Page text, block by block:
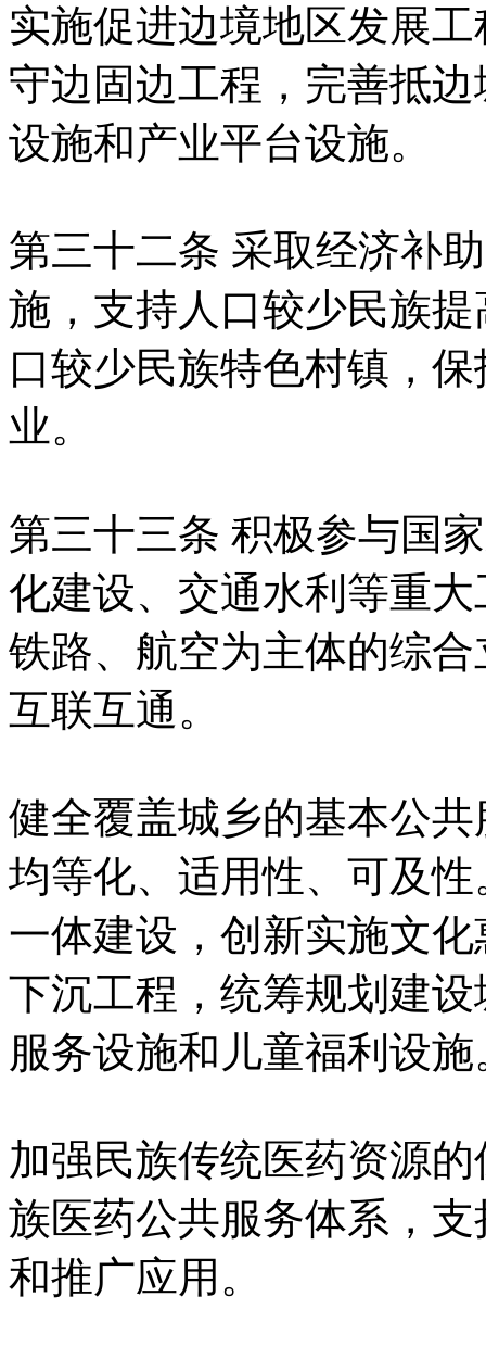
实施促进边境地区发展
守边固边工程，完善抵
设施和产业平台设施。
第三十二条 采取经济补
施，支持人口较少民族
口较少民族特色村镇，
业。
第三十三条 积极参与国
化建设、交通水利等重
铁路、航空为主体的综
互联互通。
健全覆盖城乡的基本公
均等化、适用性、可及
一体建设，创新实施文
下沉工程，统筹规划建
服务设施和儿童福利设施
加强民族传统医药资源
族医药公共服务体系，
和推广应用。